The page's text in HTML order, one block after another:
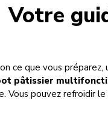
Votre
ce que vous
pâtissier
Vous pouvez refroidir